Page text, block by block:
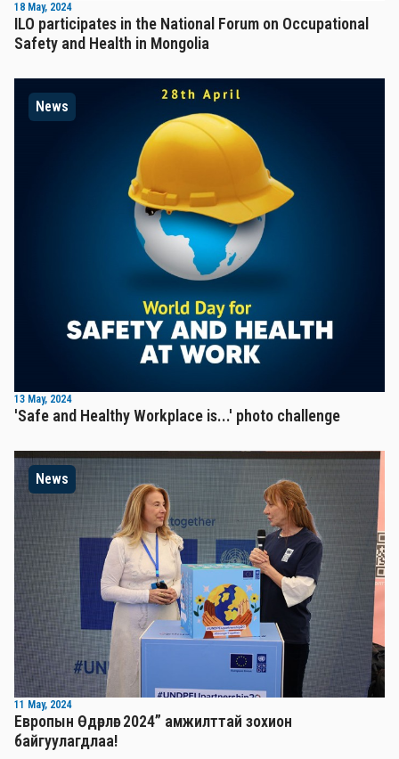
18 May, 2024
ILO participates in the National Forum on Occupational
Safety and Health in Mongolia
News
13 May, 2024
'Safe and Healthy Workplace is...' photo challenge
News
11 May, 2024
Европын Өдөрлөг 2024” амжилттай зохион
байгуулагдлаа!